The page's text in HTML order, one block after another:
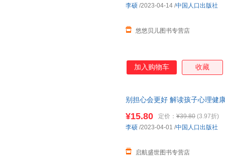
悠悠贝儿图书专营店
李硕 /2023-04-14 /中国人口出版社
加入购物车 收藏
别担心会更好 解读孩子心理健
¥15.80 定价： ¥39.80 (3.97折)
启航盛世图书专营店
李硕 /2023-04-01 /中国人口出版社